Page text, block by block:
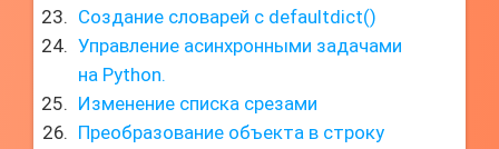
Создание словарей с defaultdict()
Управление асинхронными задачами
на Python.
Изменение списка срезами
Преобразование объекта в строку